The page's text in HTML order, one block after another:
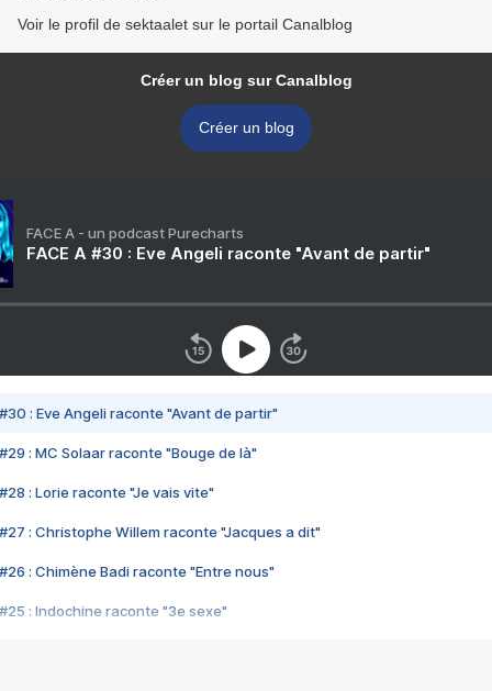
Voir le profil de sektaalet sur le portail Canalblog
Créer un blog sur Canalblog
Créer un blog
FACE A - un podcast Purecharts
FACE A #30 : Eve Angeli raconte "Avant de partir"
#30 : Eve Angeli raconte "Avant de partir"
#29 : MC Solaar raconte "Bouge de là"
#28 : Lorie raconte "Je vais vite"
#27 : Christophe Willem raconte "Jacques a dit"
#26 : Chimène Badi raconte "Entre nous"
#25 : Indochine raconte "3e sexe"